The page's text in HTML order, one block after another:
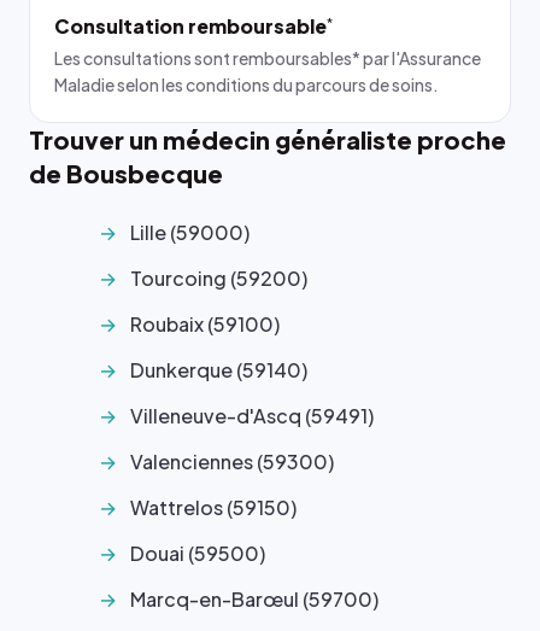
Consultation remboursable*
Les consultations sont remboursables* par l'Assurance
Maladie selon les conditions du parcours de soins.
Trouver un médecin généraliste proche
de Bousbecque
Lille (59000)
Tourcoing (59200)
Roubaix (59100)
Dunkerque (59140)
Villeneuve-d'Ascq (59491)
Valenciennes (59300)
Wattrelos (59150)
Douai (59500)
Marcq-en-Barœul (59700)